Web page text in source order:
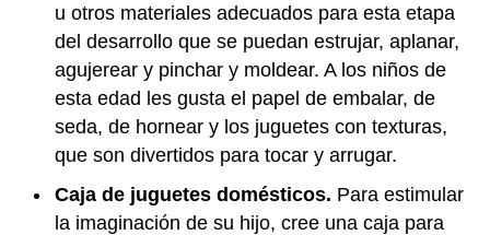
u otros materiales adecuados para esta etapa
del desarrollo que se puedan estrujar, aplanar,
agujerear y pinchar y moldear. A los niños de
esta edad les gusta el papel de embalar, de
seda, de hornear y los juguetes con texturas,
que son divertidos para tocar y arrugar.
Caja de juguetes domésticos. Para estimular
la imaginación de su hijo, cree una caja para